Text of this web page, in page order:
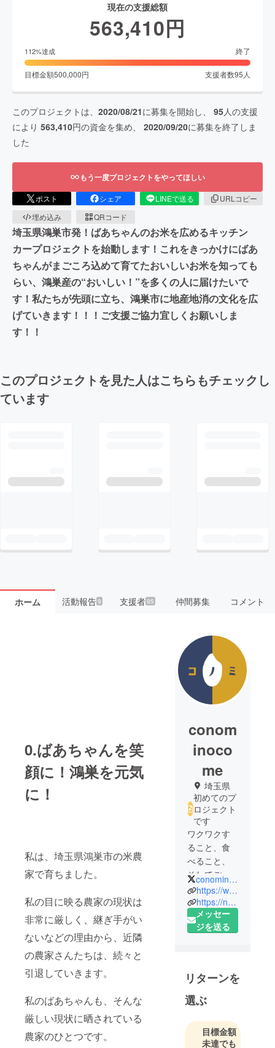
現在の支援総額
563,410円
112%達成 終了
目標金額500,000円 支援者数95 人
このプロジェクトは、 2020/08/21に募集を開始し、 95人の支援
により 563,410円の資金を集め、 2020/09/20に募集を終了しま
した
もう一度プロジェクトをやってほしい
ポスト シェア LINEで送る
URLコピー
埋め込み
QRコード
埼玉県鴻巣市発！ばあちゃんのお米を広めるキッチン
カープロジェクトを始動します！これをきっかけにばあ
ちゃんがまごころ込めて育てたおいしいお米を知っても
らい、鴻巣産の“おいしい！”を多くの人に届けたいで
す！私たちが先頭に立ち、鴻巣市に地産地消の文化を広
げていきます！！！ご支援ご協力宜しくお願いしま
す！！
このプロジェクトを見た人はこちらもチェックし
ています
ホーム 活動報告9 支援者95 仲間募集 コメント
0.ばあちゃんを笑
顔に！鴻巣を元気
に！
私は、埼玉県鴻巣市の米農
家で育ちました。
私の目に映る農家の現状は
非常に厳しく、継ぎ手がい
ないなどの理由から、近隣
の農家さんたちは、続々と
引退していきます。
私のばあちゃんも、そんな
厳しい現状に晒されている
農家のひとつです。
conom
inoco
me
埼玉県
初めてのプ
ロジェクト
です
ワクワクす
ること、食
べること、
そしてごは
んが大好き
な女子大生
３人組で
す！
conominocome
https://www.instagram.com/conominocome
https://note.com/conominomago
メッセー
ジを送る
リターンを
選ぶ
目標金額
未達でも